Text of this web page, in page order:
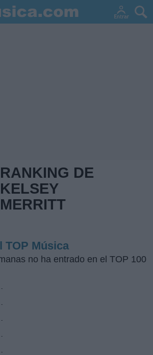
RANKING DE
KELSEY
MERRITT
TOP Música
no ha entrado en el TOP 100
-
-
-
-
-